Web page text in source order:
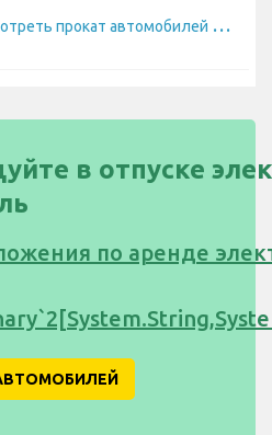
П
росмотреть прокат автомобилей Chevrolet
в отпуске
по аренде